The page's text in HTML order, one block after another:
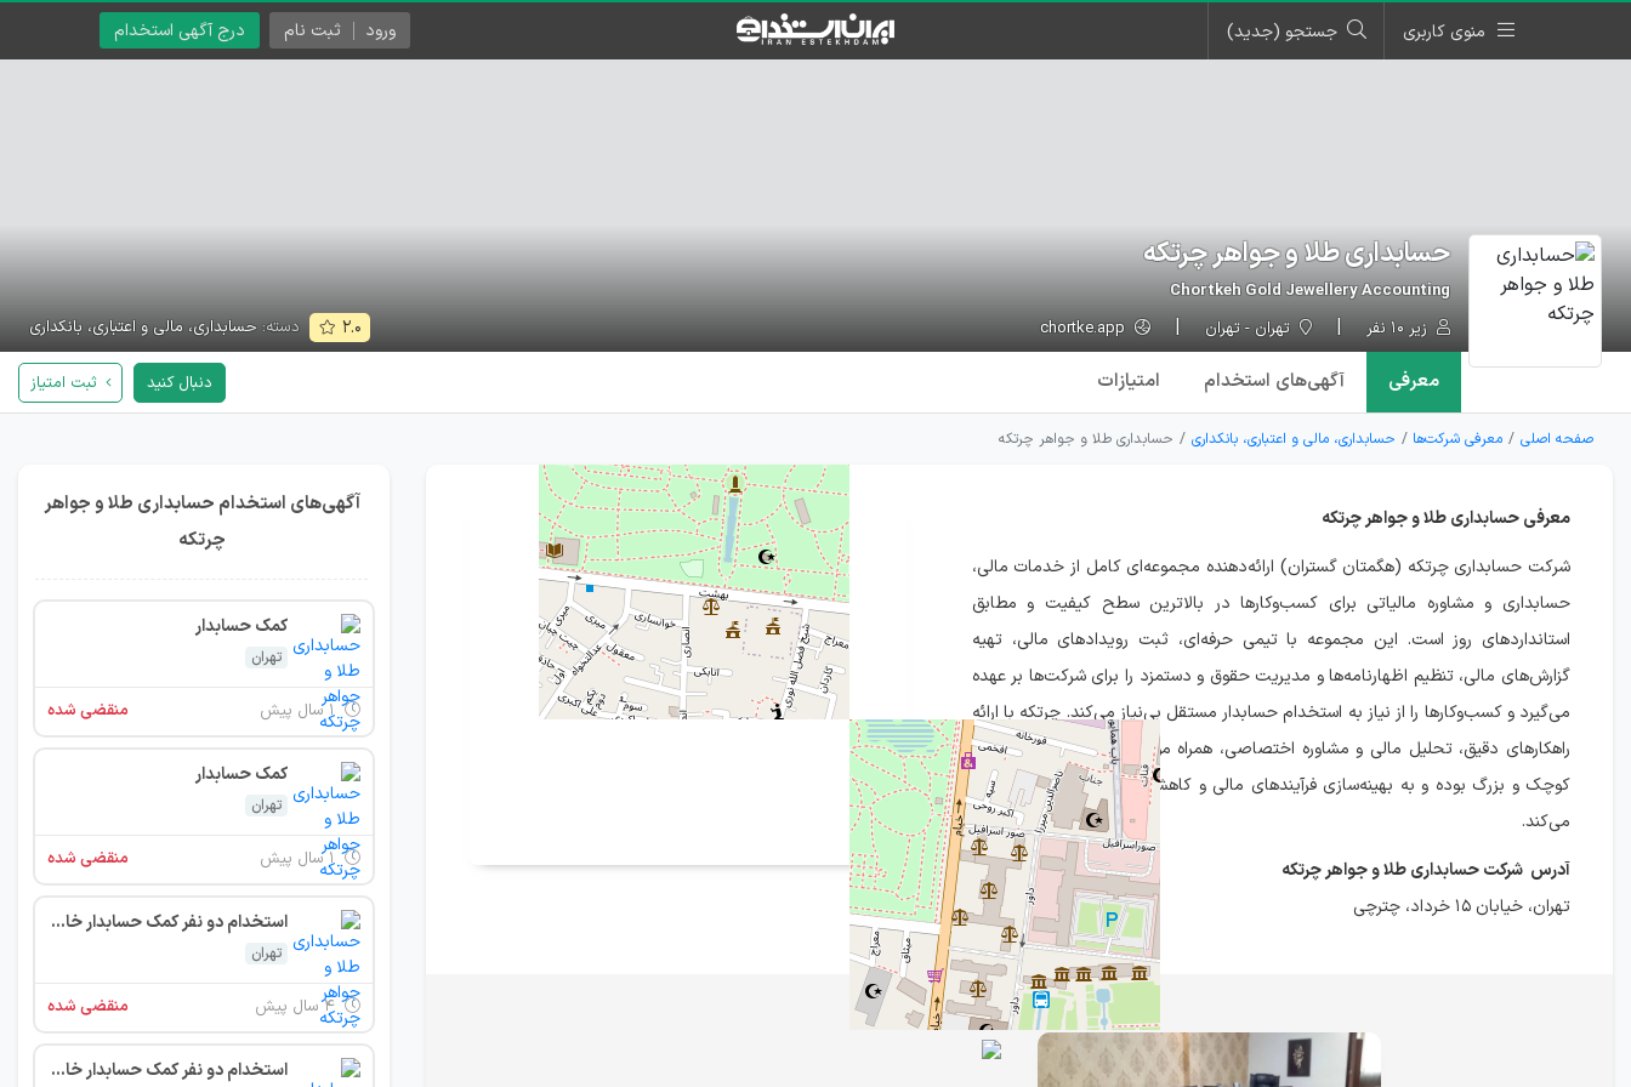
منوی کاربری جستجو (جدید) درج آگهی استخدام ورود ثبت نام
حسابداری طلا و جواهر چرتکه
Chortkeh Gold Jewellery Accounting
زیر ۱۰ نفر
تهران - تهران ۲.۰ دسته: حسابداری، مالی و اعتباری، بانکداری
معرفی آگهی‌های استخدام امتیازات دنبال کنید ثبت امتیاز
صفحه اصلی معرفی شرکت‌ها حسابداری، مالی و اعتباری، بانکداری حسابداری طلا و جواهر چرتکه
معرفی حسابداری طلا و جواهر چرتکه
شرکت حسابداری چرتکه (هگمتان گستران) ارائه‌دهنده مجموعه‌ای کامل از خدمات مالی،
حسابداری و مشاوره مالیاتی برای کسب‌وکارها در بالاترین سطح کیفیت و مطابق
استانداردهای روز است. این مجموعه با تیمی حرفه‌ای، ثبت رویدادهای مالی، تهیه
گزارش‌های مالی، تنظیم اظهارنامه‌ها و مدیریت حقوق و دستمزد را برای شرکت‌ها بر عهده
می‌گیرد و کسب‌وکارها را از نیاز به استخدام حسابدار مستقل بی‌نیاز می‌کند. چرتکه با ارائه
راهکارهای دقیق، تحلیل مالی و مشاوره اختصاصی، همراه مورد اعتماد صدها کسب‌وکار
کوچک و بزرگ بوده و به بهینه‌سازی فرآیندهای مالی و کاهش ریسک‌های مالیاتی کمک
می‌کند.
آدرس شرکت حسابداری طلا و جواهر چرتکه
تهران، خیابان ۱۵ خرداد، چترچی
آگهی‌های استخدام حسابداری طلا و جواهر
چرتکه
کمک حسابدار
تهران
۱ سال پیش منقضی شده
کمک حسابدار
تهران
۱ سال پیش منقضی شده
استخدام دو نفر کمک حسابدار خانم ( حتی مبتدی ) تمام وقت
تهران
۴ سال پیش منقضی شده
استخدام دو نفر کمک حسابدار خانم ( حتی مبتدی ) تمام وقت